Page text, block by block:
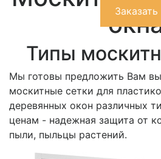
Заказать
Типы
Мы готовы предложить Вам
москитные сетки для
деревянных окон различных
ценам - надежная защита от
пыли, пыльцы растений.